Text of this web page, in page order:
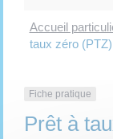
Accueil
taux zéro (PTZ)
Fiche pratique
Prêt à